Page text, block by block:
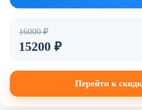
16000 ₽
15200 ₽
Перейти к